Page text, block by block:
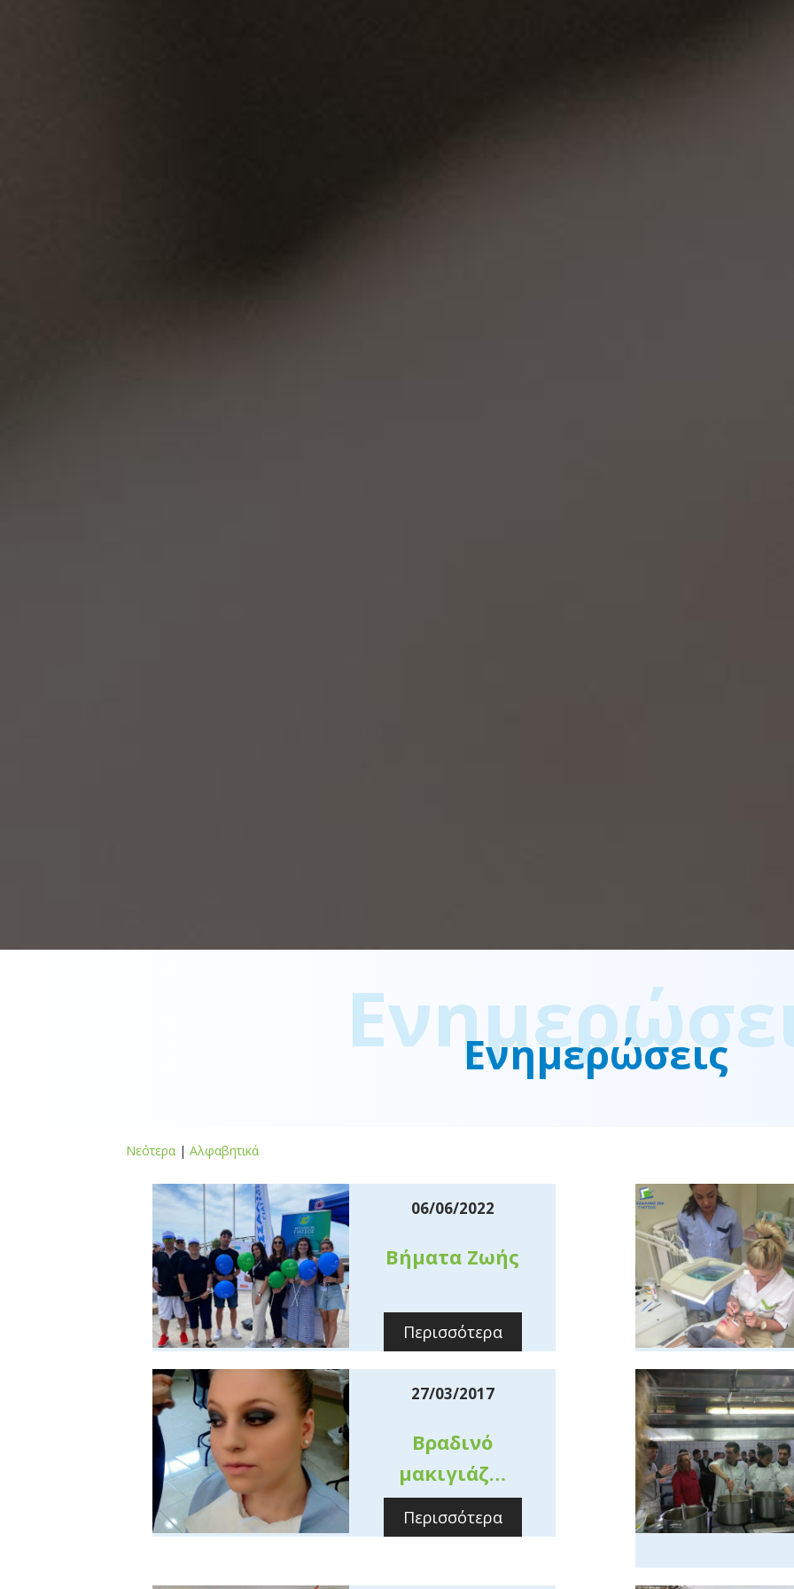
Ενημερώσεις
Νεότερα | Αλφαβητικά
06/06/2022
Βήματα Ζωής
Περισσότερα
27/03/2017
Βραδινό
μακιγιάζ…
Περισσότερα